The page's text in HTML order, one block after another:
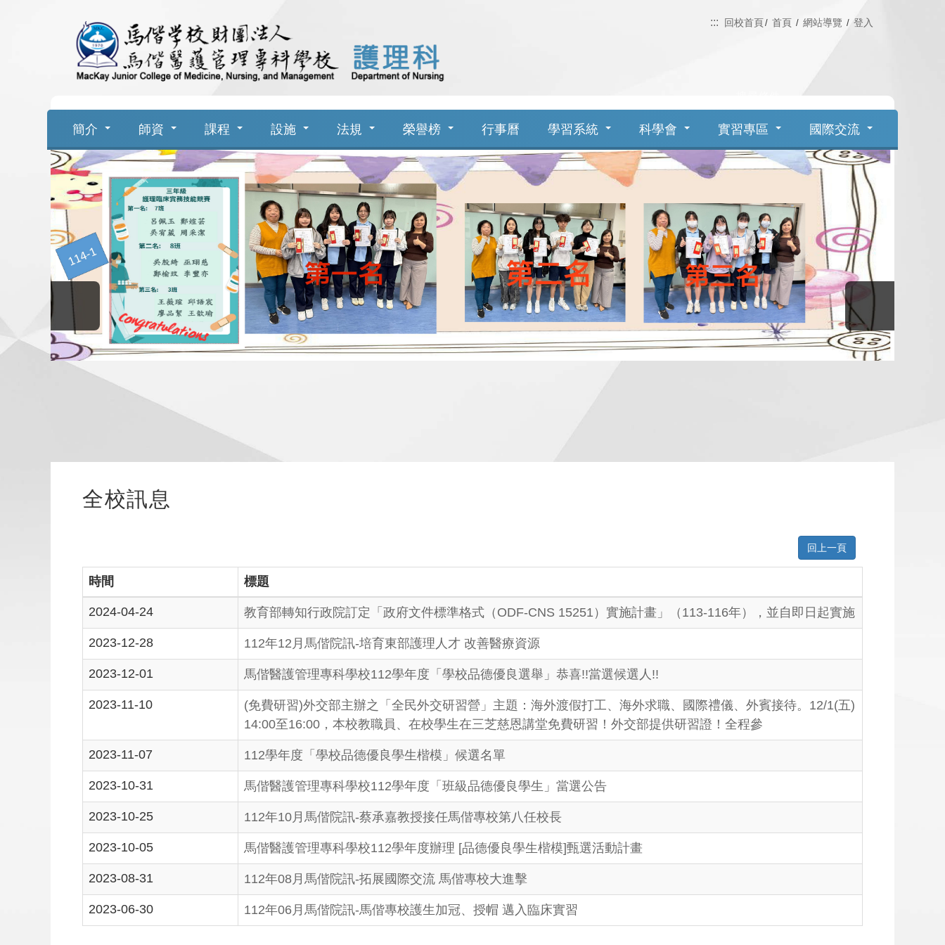
::: 回校首頁 首頁 網站導覽 登入
簡介 師資 課程 設施 法規 榮譽榜 行事曆 學習系統 科學會 實習專區 國際交流
全校訊息
回上一頁
時間 標題
2024-04-24 教育部轉知行政院訂定「政府文件標準格式（ODF-CNS 15251）實施計畫」（113-116年），並自即日起實施
2023-12-28 112年12月馬偕院訊-培育東部護理人才 改善醫療資源
2023-12-01 馬偕醫護管理專科學校112學年度「學校品德優良選舉」恭喜!!當選候選人!!
2023-11-10
(免費研習)外交部主辦之「全民外交研習營」主題：海外渡假打工、海外求職、國際禮儀、外賓接待。12/1(五)
14:00至16:00，本校教職員、在校學生在三芝慈恩講堂免費研習！外交部提供研習證！全程參
2023-11-07 112學年度「學校品德優良學生楷模」候選名單
2023-10-31 馬偕醫護管理專科學校112學年度「班級品德優良學生」當選公告
2023-10-25 112年10月馬偕院訊-蔡承嘉教授接任馬偕專校第八任校長
2023-10-05 馬偕醫護管理專科學校112學年度辦理 [品德優良學生楷模]甄選活動計畫
2023-08-31 112年08月馬偕院訊-拓展國際交流 馬偕專校大進擊
2023-06-30 112年06月馬偕院訊-馬偕專校護生加冠、授帽 邁入臨床實習